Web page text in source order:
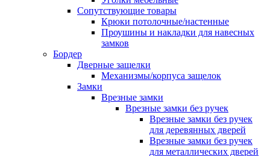
Сопутствующие товары
Крюки потолочные/настенные
Проушины и накладки для навесных
замков
Бордер
Дверные защелки
Механизмы/корпуса защелок
Замки
Врезные замки
Врезные замки без ручек
Врезные замки без ручек
для деревянных дверей
Врезные замки без ручек
для металлических дверей